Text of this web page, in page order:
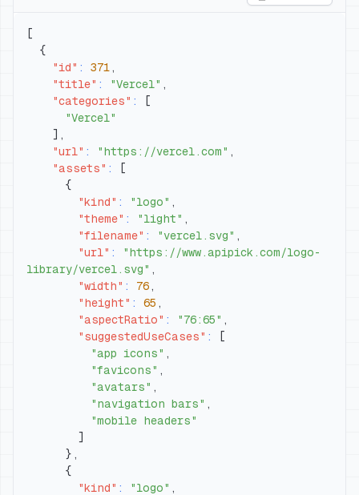
[
{
"id" : 371 ,
"title" : "Vercel" ,
"categories" :
[
"Vercel"
] ,
"url" : "https://vercel.com" ,
"assets" :
[
{
"kind" : "logo" ,
"theme" : "light" ,
"filename" : "vercel.svg" ,
"url" :
"https://www.apipick.com/logo-
library/vercel.svg" ,
"width" : 76 ,
"height" : 65 ,
"aspectRatio" : "76:65" ,
"suggestedUseCases" :
[
"app icons" ,
"favicons" ,
"avatars" ,
"navigation bars" ,
"mobile headers"
]
} ,
{
"kind" : "logo" ,